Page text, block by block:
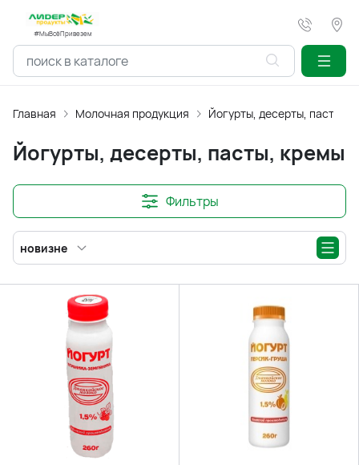
#МыВсёПривезем
Главная Молочная продукция Йогурты, десерты, пасты,
Йогурты, десерты, пасты, кремы
Фильтры
новизне